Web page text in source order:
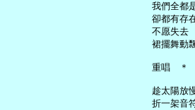
我們全都
卻都有存
不愿失去
裙擺舞動
     重唱　＊
趁太陽放
折一架音